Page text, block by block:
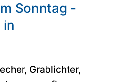
Sonntag -
in
Grablichter,